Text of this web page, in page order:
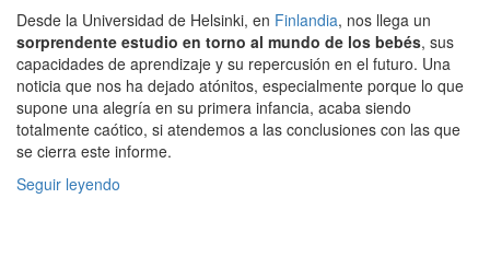
Desde la Universidad de Helsinki, en Finlandia, nos llega un
sorprendente estudio en torno al mundo de los bebés, sus
capacidades de aprendizaje y su repercusión en el futuro. Una
noticia que nos ha dejado atónitos, especialmente porque lo que
supone una alegría en su primera infancia, acaba siendo
totalmente caótico, si atendemos a las conclusiones con las que
se cierra este informe.
Seguir leyendo